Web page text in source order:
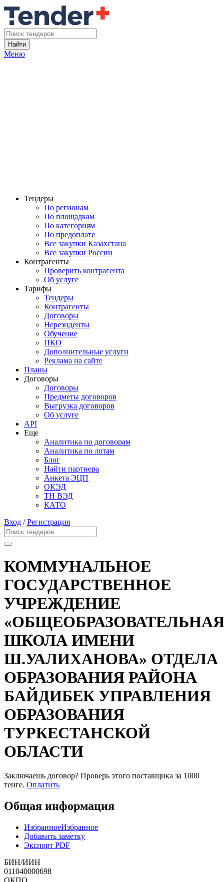
Найти
Меню
Тендеры
По регионам
По площадкам
По категориям
По предоплате
Все закупки Казахстана
Все закупки России
Контрагенты
Проверить контрагента
Об услуге
Тарифы
Тендеры
Контрагенты
Договоры
Нерезиденты
Обучение
ПКО
Дополнительные услуги
Реклама на сайте
Планы
Договоры
Договоры
Предметы договоров
Выгрузка договоров
Об услуге
API
Еще
Аналитика по договорам
Аналитика по лотам
Блог
Найти партнера
Анкета ЭЦП
ОКЭД
ТН ВЭД
КАТО
Вход /Регистрация
КОММУНАЛЬНОЕ
ГОСУДАРСТВЕННОЕ
УЧРЕЖДЕНИЕ
«ОБЩЕОБРАЗОВАТЕЛЬНАЯ
ШКОЛА ИМЕНИ
Ш.УАЛИХАНОВА» ОТДЕЛА
ОБРАЗОВАНИЯ РАЙОНА
БАЙДИБЕК УПРАВЛЕНИЯ
ОБРАЗОВАНИЯ
ТУРКЕСТАНСКОЙ
ОБЛАСТИ
Заключаешь договор? Проверь этого поставщика за 1000
тенге. Оплатить
Общая информация
ИзбранноеИзбранное
Добавить заметку
Экспорт PDF
БИН/ИИН
011040000698
ОКПО